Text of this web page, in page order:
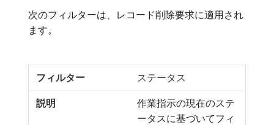
次のフィルターは、レコード削除要求に適用され
ます。
ステータス
作業指示の現在のステ
ータスに基づいてフィ